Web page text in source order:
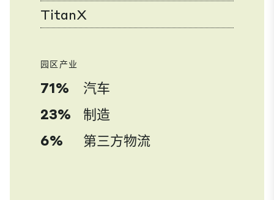
TitanX
园区产业
71%
汽车
23%
制造
6%
第三方物流